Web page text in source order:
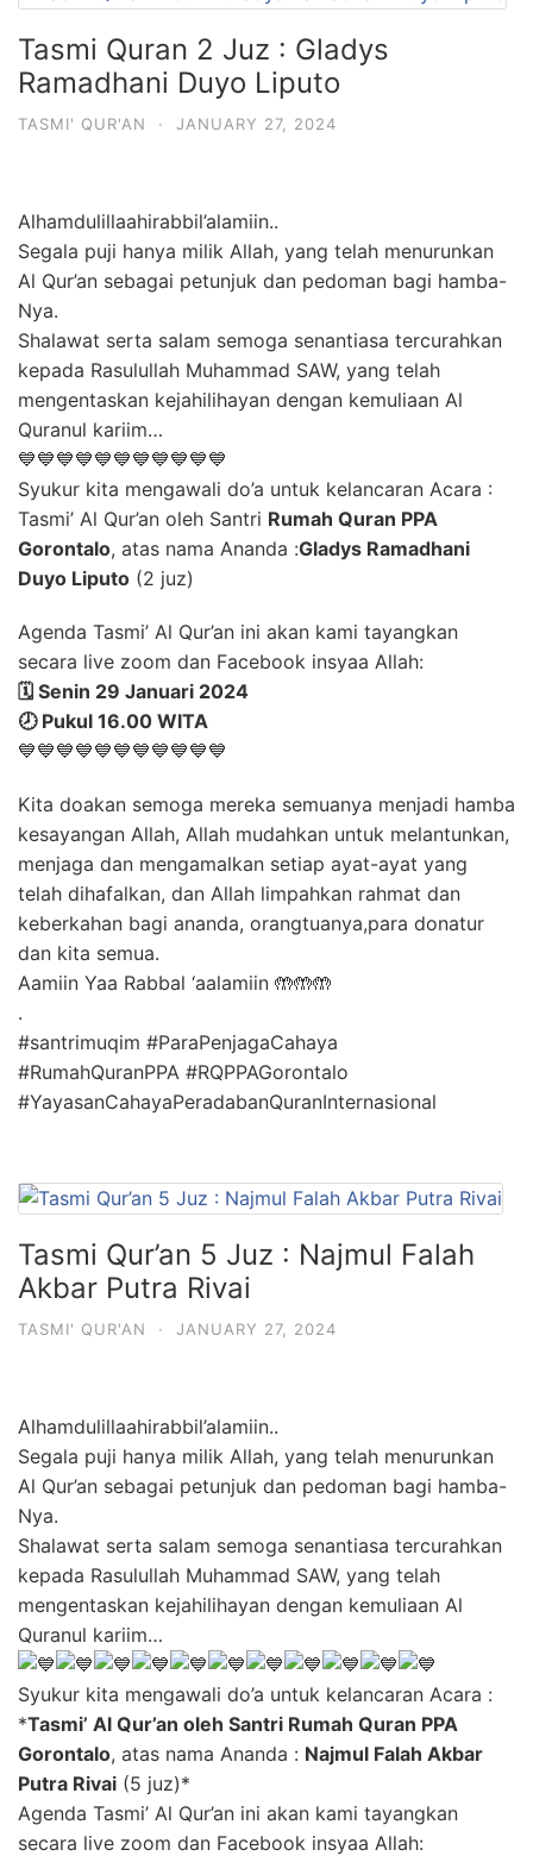
Tasmi Quran 2 Juz : Gladys
Ramadhani Duyo Liputo
TASMI' QUR'AN · JANUARY 27, 2024
Alhamdulillaahirabbil’alamiin..
Segala puji hanya milik Allah, yang telah menurunkan
Al Qur’an sebagai petunjuk dan pedoman bagi hamba-
Nya.
Shalawat serta salam semoga senantiasa tercurahkan
kepada Rasulullah Muhammad SAW, yang telah
mengentaskan kejahilihayan dengan kemuliaan Al
Quranul kariim…
💙💙💙💙💙💙💙💙💙💙💙
Syukur kita mengawali do’a untuk kelancaran Acara :
Tasmi’ Al Qur’an oleh Santri Rumah Quran PPA
Gorontalo, atas nama Ananda :Gladys Ramadhani
Duyo Liputo (2 juz)
Agenda Tasmi’ Al Qur’an ini akan kami tayangkan
secara live zoom dan Facebook insyaa Allah:
🗓️ Senin 29 Januari 2024
🕗 Pukul 16.00 WITA
💙💙💙💙💙💙💙💙💙💙💙
Kita doakan semoga mereka semuanya menjadi hamba
kesayangan Allah, Allah mudahkan untuk melantunkan,
menjaga dan mengamalkan setiap ayat-ayat yang
telah dihafalkan, dan Allah limpahkan rahmat dan
keberkahan bagi ananda, orangtuanya,para donatur
dan kita semua.
Aamiin Yaa Rabbal ‘aalamiin 🤲🤲🤲
.
#santrimuqim #ParaPenjagaCahaya
#RumahQuranPPA #RQPPAGorontalo
#YayasanCahayaPeradabanQuranInternasional
Tasmi Qur’an 5 Juz : Najmul Falah
Akbar Putra Rivai
TASMI' QUR'AN · JANUARY 27, 2024
Alhamdulillaahirabbil’alamiin..
Segala puji hanya milik Allah, yang telah menurunkan
Al Qur’an sebagai petunjuk dan pedoman bagi hamba-
Nya.
Shalawat serta salam semoga senantiasa tercurahkan
kepada Rasulullah Muhammad SAW, yang telah
mengentaskan kejahilihayan dengan kemuliaan Al
Quranul kariim…
Syukur kita mengawali do’a untuk kelancaran Acara :
*Tasmi’ Al Qur’an oleh Santri Rumah Quran PPA
Gorontalo, atas nama Ananda : Najmul Falah Akbar
Putra Rivai (5 juz)*
Agenda Tasmi’ Al Qur’an ini akan kami tayangkan
secara live zoom dan Facebook insyaa Allah: